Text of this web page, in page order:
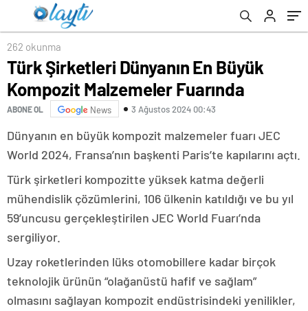
262 okunma
Türk Şirketleri Dünyanın En Büyük
Kompozit Malzemeler Fuarında
ABONE OL News 3 Ağustos 2024 00:43
Dünyanın en büyük kompozit malzemeler fuarı JEC
World 2024, Fransa’nın başkenti Paris’te kapılarını açtı.
Türk şirketleri kompozitte yüksek katma değerli
mühendislik çözümlerini, 106 ülkenin katıldığı ve bu yıl
59’uncusu gerçekleştirilen JEC World Fuarı’nda
sergiliyor.
Uzay roketlerinden lüks otomobillere kadar birçok
teknolojik ürünün “olağanüstü hafif ve sağlam”
olmasını sağlayan kompozit endüstrisindeki yenilikler,